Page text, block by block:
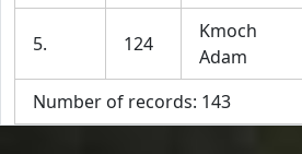
5. 124
Kmoch
Adam
Number of records: 143